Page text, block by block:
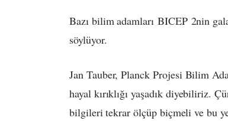
Bazı bilim adamları BICEP2nin
söylüyor.
Jan Tauber, Planck Projesi Bilim
hayal kırıklığı yaşadık diyebiliriz.
bilgileri tekrar ölçüp biçmeli ve bu